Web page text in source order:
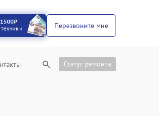
Перезвоните мне
Статус ремонта